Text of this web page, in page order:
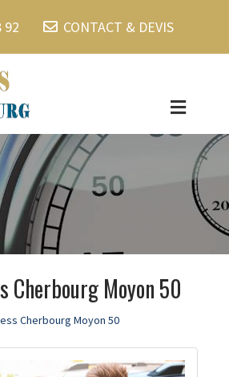
92 CONTACT & DEVIS
Cherbourg Moyon 50
Cherbourg Moyon 50